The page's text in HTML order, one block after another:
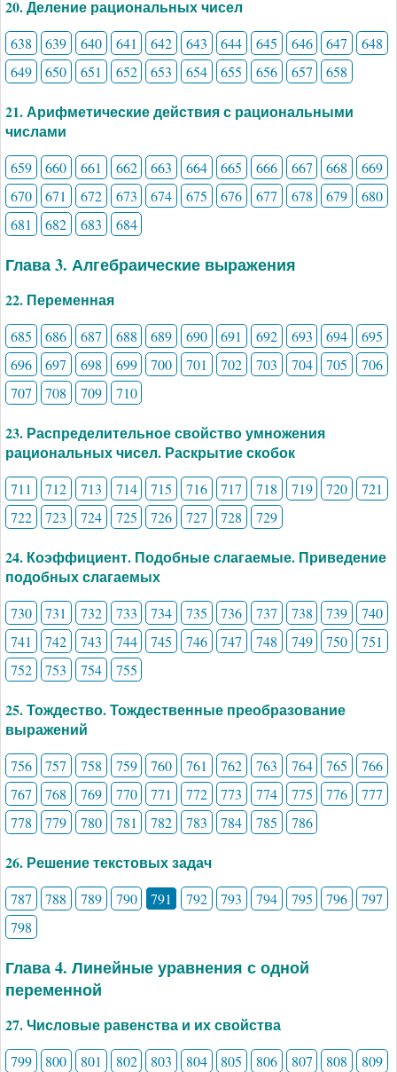
20. Деление рациональных чисел
638 639 640 641 642 643 644 645 646 647
648
649
650 651 652 653 654 655 656 657 658
21. Арифметические действия с рациональными
числами
659 660 661 662 663 664 665 666 667 668
669
670
671 672 673 674 675 676 677 678 679
680
681
682 683 684
Глава 3. Алгебраические выражения
22. Переменная
685 686 687 688 689 690 691 692 693 694
695
696
697 698 699 700 701 702 703 704 705
706
707
708 709 710
23. Распределительное свойство умножения
рациональных чисел. Раскрытие скобок
711 712 713 714 715 716 717 718 719 720
721
722
723 724 725 726 727 728 729
24. Коэффициент. Подобные слагаемые. Приведение
подобных слагаемых
730 731 732 733 734 735 736 737 738 739
740
741
742 743 744 745 746 747 748 749 750
751
752
753 754 755
25. Тождество. Тождественные преобразование
выражений
756 757 758 759 760 761 762 763 764 765
766
767
768 769 770 771 772 773 774 775 776
777
778
779 780 781 782 783 784 785 786
26. Решение текстовых задач
787 788 789 790 791 792 793 794 795 796
797
798
Глава 4. Линейные уравнения с одной
переменной
27. Числовые равенства и их свойства
799 800 801 802 803 804 805 806 807 808 809